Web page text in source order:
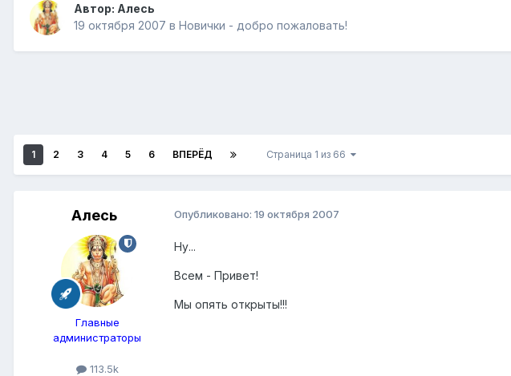
Автор: Алесь
19 октября 2007 в Новички - добро пожаловать!
1 2 3 4 5 6 ВПЕРЁД Страница 1 из 66
Алесь
Главные
администраторы
113.5k
Опубликовано: 19 октября 2007
Ну...
Всем - Привет!
Мы опять открыты!!!